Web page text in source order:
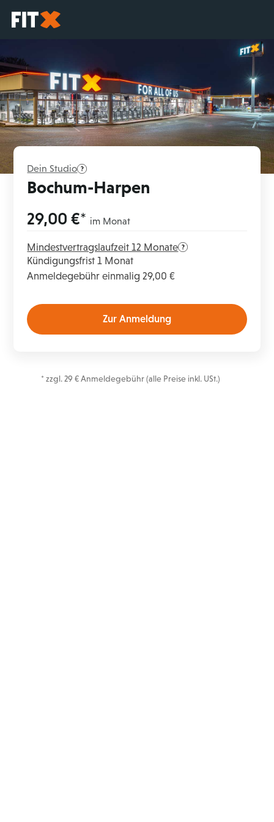
Startseite
Dein Studio
Bochum-Harpen
29,00 €* im Monat
Mindestvertragslaufzeit 12 Monate
Kündigungsfrist 1 Monat
Anmeldegebühr einmalig 29,00 €
Zur Anmeldung
* zzgl. 29 € Anmeldegebühr (alle Preise inkl. USt.)